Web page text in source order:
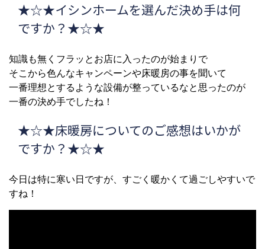
★☆★イシンホームを選んだ決め手は何
ですか？★☆★
知識も無くフラッとお店に入ったのが始まりで
そこから色んなキャンペーンや床暖房の事を聞いて
一番理想とするような設備が整っているなと思ったのが
一番の決め手でしたね！
★☆★床暖房についてのご感想はいかが
ですか？★☆★
今日は特に寒い日ですが、すごく暖かくて過ごしやすいで
すね！